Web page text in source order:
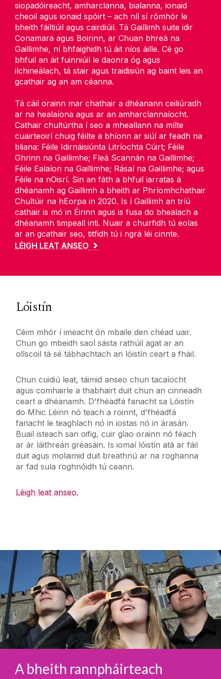
Clár Ambasadóir na Mac Léinn
Mic Léinn Rochtana
Eolas faoi Ghaillimh
Do Thuismitheoirí agus Caomhnóirí
siopadóireacht, amharclanna, bialanna, ionaid
cheoil agus ionaid spóirt – ach níl sí rómhór le
bheith fáiltiúil agus cairdiúil. Tá Gaillimh suite idir
Conamara agus Boirinn, ar Chuan bhreá na
Gaillimhe, ní bhfaighidh tú áit níos áille. Cé go
bhfuil an áit fuinniúil le daonra óg agus
ilchineálach, tá stair agus traidisiún ag baint leis an
gcathair ag an am céanna.
Tá cáil orainn mar chathair a dhéanann ceiliúradh
ar na healaíona agus ar an amharclannaíocht.
Cathair chultúrtha í seo a mheallann na mílte
cuairteoirí chuig féilte a bhíonn ar siúl ar feadh na
bliana: Féile Idirnáisiúnta Litríochta Cúirt; Féile
Ghrinn na Gaillimhe; Fleá Scannán na Gaillimhe;
Féile Ealaíon na Gaillimhe; Rásaí na Gaillimhe; agus
Féile na nOisrí. Sin an fáth a bhfuil iarratas á
dhéanamh ag Gaillimh a bheith ar Phríomhchathair
Chultúir na hEorpa in 2020. Is í Gaillimh an tríú
cathair is mó in Éirinn agus is fusa do bhealach a
dhéanamh timpeall inti. Nuair a chuirfidh tú eolas
ar an gcathair seo, titfidh tú i ngrá léi cinnte.
LÉIGH LEAT ANSEO
Lóistín
Céim mhór í imeacht ón mbaile den chéad uair.
Chun go mbeidh saol sásta rathúil agat ar an
ollscoil tá sé tábhachtach an lóistín ceart a fháil.
Chun cuidiú leat, táimid anseo chun tacaíocht
agus comhairle a thabhairt duit chun an cinneadh
ceart a dhéanamh. D'fhéadfá fanacht sa Lóistín
do Mhic Léinn nó teach a roinnt, d'fhéadfá
fanacht le teaghlach nó in iostas nó in árasán.
Buail isteach san oifig, cuir glao orainn nó féach
ar ár láithreán gréasáin. Is iomaí lóistín atá ar fáil
duit agus molaimid duit breathnú ar na roghanna
ar fad sula roghnóidh tú ceann.
Léigh leat anseo.
A bheith rannpháirteach